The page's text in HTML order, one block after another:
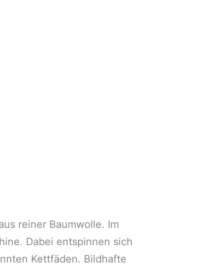
reiner Baumwolle. Im
Dabei entspinnen sich
Kettfäden. Bildhafte